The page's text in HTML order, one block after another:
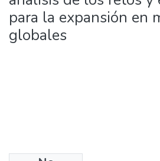
para la expansión en
globales